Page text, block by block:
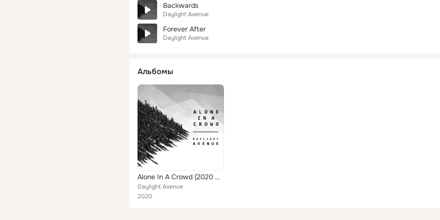
Backwards
Daylight Avenue
Forever After
Daylight Avenue
Альбомы
Alone In A Crowd (2020 Remaster)
Daylight Avenue
2020